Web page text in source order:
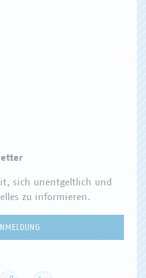
sich unentgeltlich und
zu informieren.